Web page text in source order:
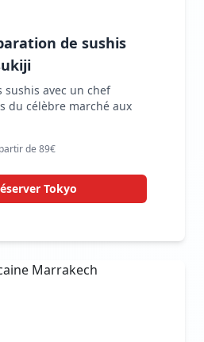
de sushis
sushis avec un chef
du célèbre marché aux
de 89€
Tokyo